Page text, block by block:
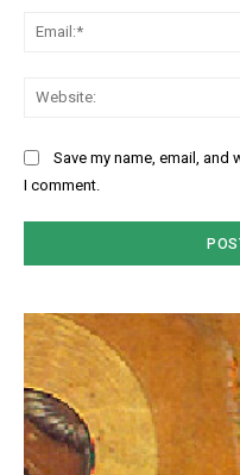
Save my name, email,
I comment.